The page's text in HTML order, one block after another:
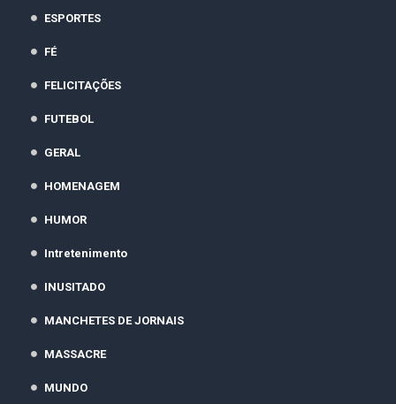
ESPORTES
FÉ
FELICITAÇÕES
FUTEBOL
GERAL
HOMENAGEM
HUMOR
Intretenimento
INUSITADO
MANCHETES DE JORNAIS
MASSACRE
MUNDO